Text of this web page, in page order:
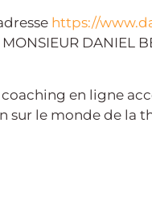
https://
DANIEL
en ligne
sur le monde de la